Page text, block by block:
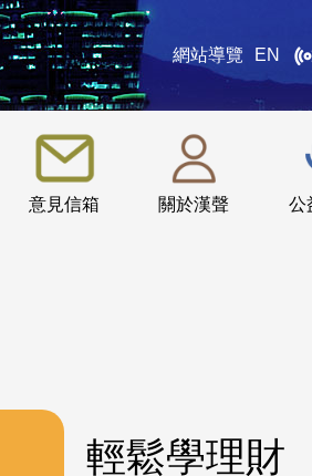
網站導覽 EN
意見信箱 關於漢聲 公
:::
輕鬆學理財